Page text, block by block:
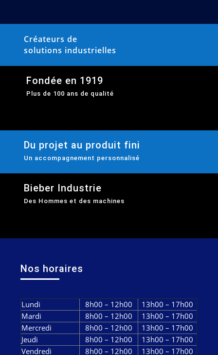
Créateurs de
solutions industrielles
Fondée en 1919
Plus de 100 ans de qualité
Du projet au produit fini
Un accompagnement personnalisé
Bieber Industrie
Des Hommes et des machines
Nos horaires
Lundi 8h00 – 12h00
13h00 – 17h00
Mardi
8h00 – 12h00
13h00 – 17h00
Mercredi
8h00 – 12h00
13h00 – 17h00
Jeudi
8h00 – 12h00
13h00 – 17h00
Vendredi
8h00 – 12h00 13h00 – 17h00